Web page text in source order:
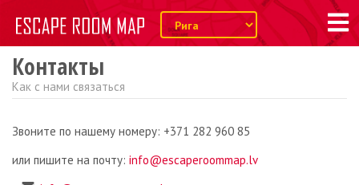
Контакты
Как с нами связаться
Звоните по нашему номеру: +371 282 960 85
или пишите на почту: info@escaperoommap.lv